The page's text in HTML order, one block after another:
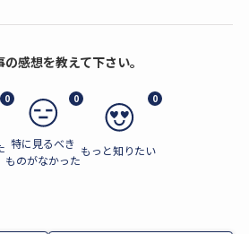
の感想を教えて下さい。
0 0
特に見るべき
ものがなかった
0
もっと知りたい